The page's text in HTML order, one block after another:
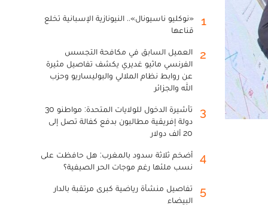
1
«نوكليو ناسيونال».. النيونازية الإسبانية تخلع
قناعها
2
العميل السابق في مكافحة التجسس
الفرنسي ماثيو غديري يكشف تفاصيل مثيرة
عن روابط نظام الملالي والبوليساريو وحزب
الله والجزائر
3
تأشيرة الدخول للولايات المتحدة: مواطنو 30
دولة إفريقية مطالبون بدفع كفالة تصل إلى
20 ألف دولار
4
أضخم ثلاثة سدود بالمغرب: هل حافظت على
نسب ملئها رغم موجات الحر الصيفية؟
5
تفاصيل منشأة رياضية كبرى مرتقبة بالدار
البيضاء